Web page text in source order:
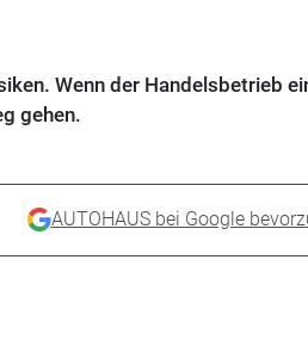
Wenn der Handelsbetrieb
gehen.
AUTOHAUS bei Google